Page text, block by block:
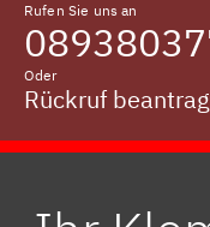
Rufen Sie uns an
Oder
Rückruf